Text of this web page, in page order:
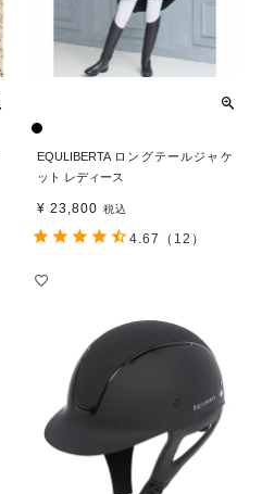
EQULIBERTA ロングテールジャケ
ット レディース
¥ 23,800 税込
4.67 （12）